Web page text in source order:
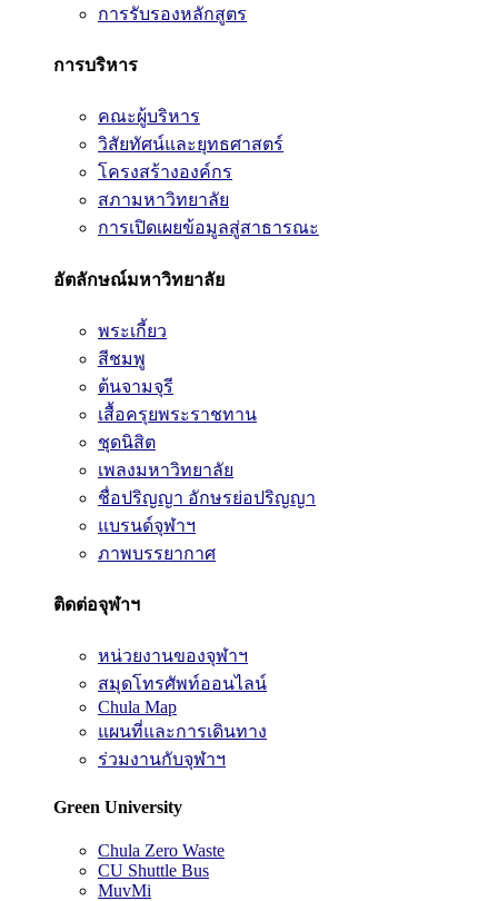
การรับรองหลักสูตร
การบริหาร
คณะผู้บริหาร
วิสัยทัศน์และยุทธศาสตร์
โครงสร้างองค์กร
สภามหาวิทยาลัย
การเปิดเผยข้อมูลสู่สาธารณะ
อัตลักษณ์มหาวิทยาลัย
พระเกี้ยว
สีชมพู
ต้นจามจุรี
เสื้อครุยพระราชทาน
ชุดนิสิต
เพลงมหาวิทยาลัย
ชื่อปริญญา อักษรย่อปริญญา
แบรนด์จุฬาฯ
ภาพบรรยากาศ
ติดต่อจุฬาฯ
หน่วยงานของจุฬาฯ
สมุดโทรศัพท์ออนไลน์
Chula Map
แผนที่และการเดินทาง
ร่วมงานกับจุฬาฯ
Green University
Chula Zero Waste
CU Shuttle Bus
MuvMi